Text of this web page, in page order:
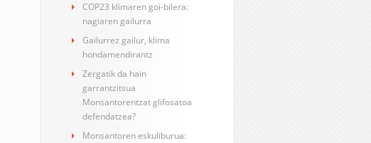
COP23 klimaren goi-bilera:
nagiaren gailurra
Gailurrez gailur, klima
hondamendirantz
Zergatik da hain
garrantzitsua
Monsantorentzat glifosatoa
defendatzea?
Monsantoren eskuliburua: